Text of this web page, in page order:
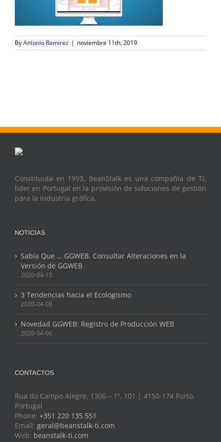
ByAntonio Ramirez | noviembre 11th, 2019
Constituida en 1993, BeanStalk es una compañía de TI,
líder en Portugal en la provisión de soluciones de gestión
para la industria gráfica.
NOTICIAS
Sabía Que … GGWEB. Consultar Alteraciones en la
Versión de GGWEB
2020-04-15
3 Tendencias hacia el Ecologismo
2020-04-08
Novedad GGWEB: Registro de Producción WEB
2020-04-06
CONTACTOS
Rua do Campo Alegre, 1306 – 1º, 101 | 4150-174 Porto,
Portugal
Phone: +351 220 135 551
Email: geral@beanstalk-ti.com
Web: beanstalk-ti.com